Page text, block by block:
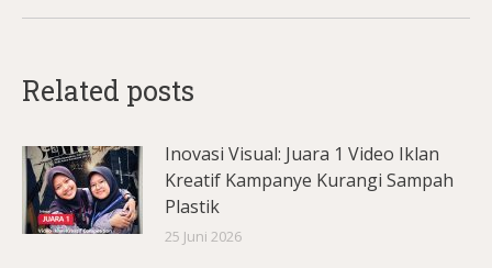
Related posts
Inovasi Visual: Juara 1 Video Iklan
Kreatif Kampanye Kurangi Sampah
Plastik
25 Juni 2026